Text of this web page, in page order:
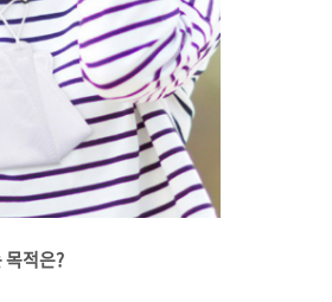
목적은?